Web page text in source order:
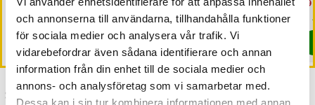
och annonserna till användarna, tillhandahålla funktioner
för sociala medier och analysera vår trafik. Vi
vidarebefordrar även sådana identifierare och annan
information från din enhet till de sociala medier och
annons- och analysföretag som vi samarbetar med.
Dessa kan i sin tur kombinera informationen med annan
trappbelysning
Nuvarande pris :
299 kr Tidigare pris: 529 kr
299 kr 529 kr
I lager, levereras inom 1-2 vardagar
Köp
Nuvarande pris:19 kr Tidigare
pris :39 kr
19 kr 39 kr
I lager, levereras inom 1-2 vardagar
Köp
Senast besökta